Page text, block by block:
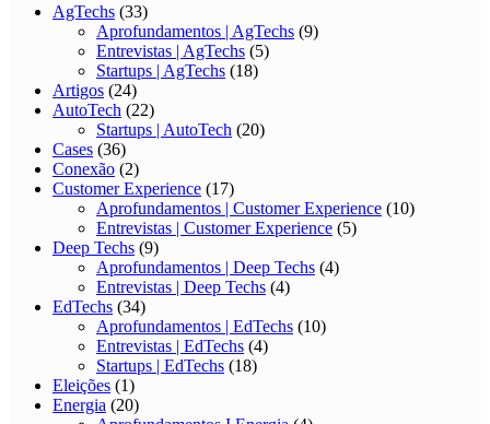
AgTechs (33)
Aprofundamentos | AgTechs (9)
Entrevistas | AgTechs (5)
Startups | AgTechs (18)
Artigos (24)
AutoTech (22)
Startups | AutoTech (20)
Cases (36)
Conexão (2)
Customer Experience (17)
Aprofundamentos | Customer Experience (10)
Entrevistas | Customer Experience (5)
Deep Techs (9)
Aprofundamentos | Deep Techs (4)
Entrevistas | Deep Techs (4)
EdTechs (34)
Aprofundamentos | EdTechs (10)
Entrevistas | EdTechs (4)
Startups | EdTechs (18)
Eleições (1)
Energia (20)